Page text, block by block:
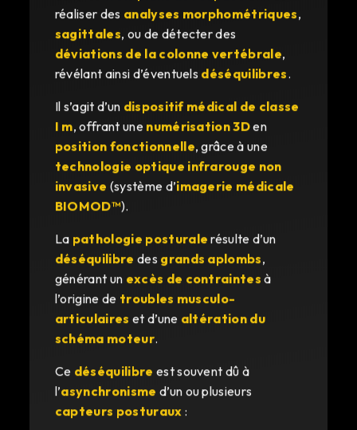
réaliser des analyses morphométriques
sagittales , ou de détecter des
déviations de la colonne vertébrale
révélant ainsi d’éventuels déséquilibres
Il s’agit d’un dispositif médical de classe
I m , offrant une numérisation 3D en
position fonctionnelle , grâce à une
technologie optique infrarouge non
invasive (système d’imagerie médicale
BIOMOD™).
La pathologie posturale résulte d’un
déséquilibre des grands aplombs
générant un excès de contraintes à
l’origine de troubles musculo-
articulaires et d’une altération du
schéma moteur.
Ce déséquilibre est souvent dû à
l’asynchronisme d’un ou plusieurs
capteurs posturaux :